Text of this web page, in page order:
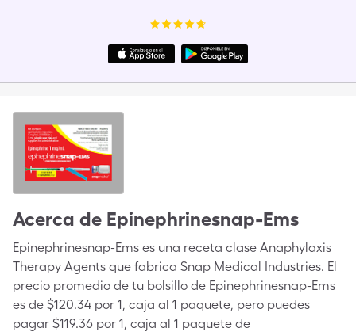
Acerca de Epinephrinesnap-Ems
Epinephrinesnap-Ems es una receta clase Anaphylaxis
Therapy Agents que fabrica Snap Medical Industries. El
precio promedio de tu bolsillo de Epinephrinesnap-Ems
es de $120.34 por 1, caja al 1 paquete, pero puedes
pagar $119.36 por 1, caja al 1 paquete de